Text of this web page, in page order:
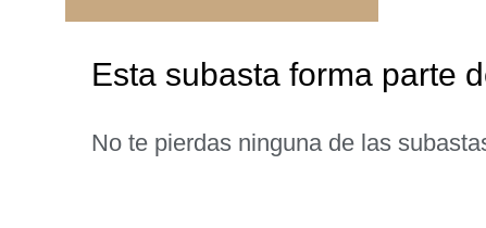
Esta subasta forma parte
No te pierdas ninguna de las